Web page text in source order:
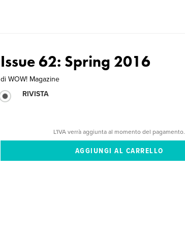
Issue 62: Spring 2016
di WOW! Magazine
RIVISTA
L'IVA verrà aggiunta al momento del pagamento.